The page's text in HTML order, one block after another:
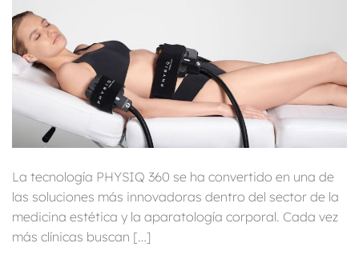
La tecnología PHYSIQ 360 se ha convertido en una de
las soluciones más innovadoras dentro del sector de la
medicina estética y la aparatología corporal. Cada vez
más clínicas buscan […]